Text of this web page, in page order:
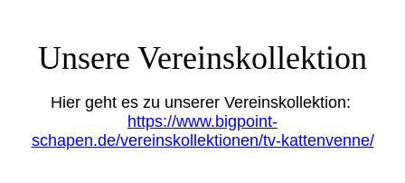
Unsere Vereinskollektion
Hier geht es zu unserer Vereinskollektion:
https://www.bigpoint-
schapen.de/vereinskollektionen/tv-kattenvenne/